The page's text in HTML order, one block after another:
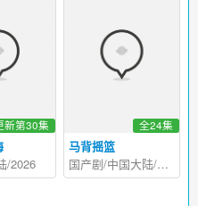
新第30集
/2026
马背摇篮
全24集
国产剧/中国大陆/2026